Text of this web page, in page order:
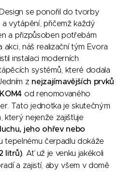
se ponořil do tvorby
vytápění, přičemž každý
a přizpůsoben potřebám
akci, náš realizační tým Evora
instalaci moderních
systémů, které dodala
z nejzajímavějších prvků
od renomovaného
Tato jednotka je skutečným
který nejenže zajišťuje
jeho ohřev nebo
tepelnému čerpadlu dokáže
litrů). Ať už je venku jakékoli
a zajistí, aby všem v domě